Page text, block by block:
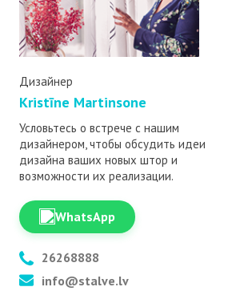
Дизайнер
Kristīne Martinsone
Условьтесь о встрече с нашим
дизайнером, чтобы обсудить идеи
дизайна ваших новых штор и
возможности их реализации.
WhatsApp
26268888
info@stalve.lv